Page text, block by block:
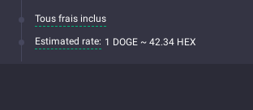
Tous frais inclus
Estimated rate: 1 DOGE ~ 42.34 HEX